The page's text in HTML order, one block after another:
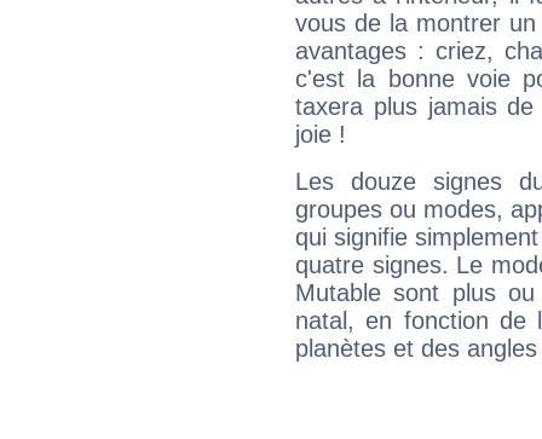
vous de la montrer
avantages : criez,
c'est la bonne voie
taxera plus jamais
joie !
Les douze signes
groupes ou modes,
qui signifie
quatre signes. Le
Mutable sont plus
natal, en fonction de
planètes et des